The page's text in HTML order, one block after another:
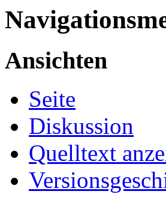
Ansichten
Seite
Diskussion
Quelltext